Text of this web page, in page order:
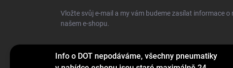
Info o DOT nepodáváme, všechny pneumatiky
Vložte svůj e-mail a my vám budeme zasílat informace
našem e-shopu.
E-MAIL